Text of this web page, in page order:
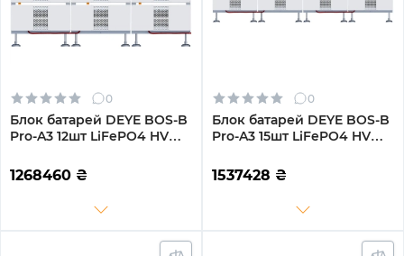
0
Блок батарей DEYE BOS-B
Pro-A3 12шт LiFePO4 HV
(BOS-B-PRO-192kWh)
1268460 ₴
0
Блок батарей DEYE BOS-B
Pro-A3 15шт LiFePO4 HV
(BOS-B-PRO-240kWh)
1537428 ₴